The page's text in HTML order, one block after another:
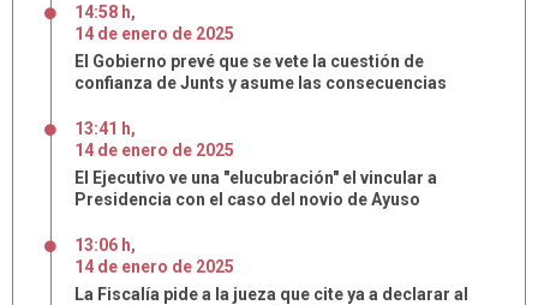
14:58 h,
14 de enero de 2025
El Gobierno prevé que se vete la cuestión de
confianza de Junts y asume las consecuencias
13:41 h,
14 de enero de 2025
El Ejecutivo ve una "elucubración" el vincular a
Presidencia con el caso del novio de Ayuso
13:06 h,
14 de enero de 2025
La Fiscalía pide a la jueza que cite ya a declarar al